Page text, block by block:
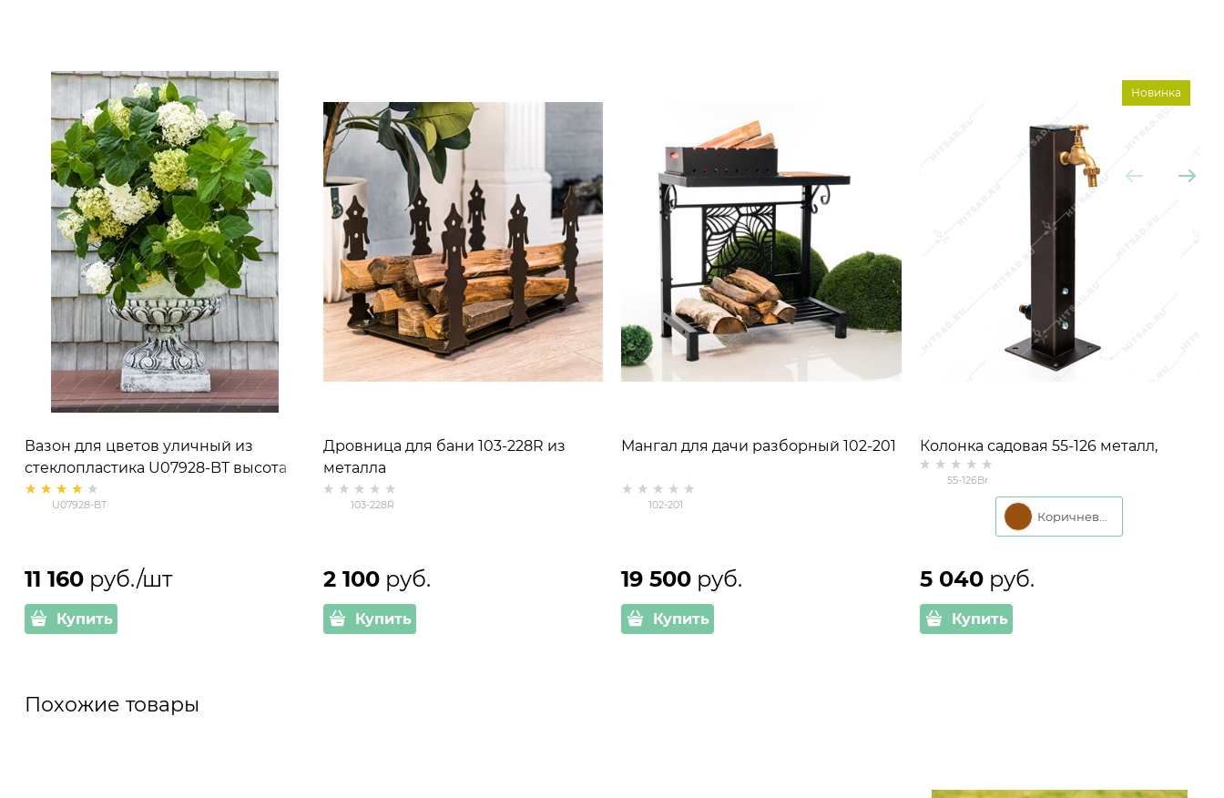
Вазон для цветов уличный из
стеклопластика U07928-BT высота
50см
U07928-BT
11 160 руб./шт
Купить
Дровница для бани 103-228R из
металла
103-228R
2 100 руб.
Купить
Мангал для дачи разборный 102-201
102-201
19 500 руб.
Купить
Колонка садовая 55-126 металл,
высота 43 см
55-126Br
Новинка
5 040 руб.
Купить
Похожие товары